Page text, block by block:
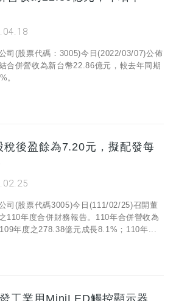
司(股票代碼：3005)今日(2022/03/07)公佈
合併營收為新台幣22.86億元，較去年同期
。
稅後盈餘為7.20元，擬配發每
司(股票代碼3005)今日(111/02/25)召開董
110年度合併財務報告。110年合併營收為
年度之278.38億元成長8.1%；110年...